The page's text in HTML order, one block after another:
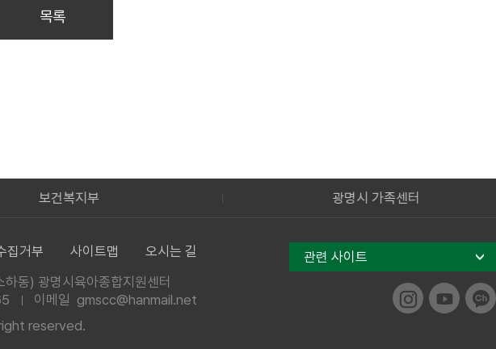
목록
보건복지부 광명시 가족센터
집거부 사이트맵
오시는 길
하동) 광명시육아종합지원센터
이메일 gmscc@hanmail.net
reserved.
관련 사이트